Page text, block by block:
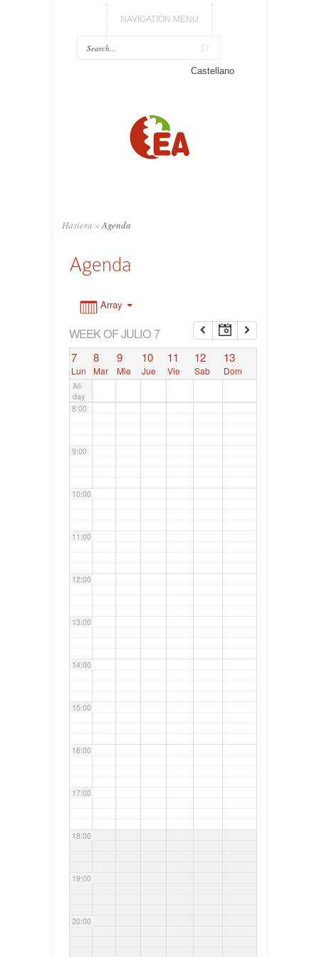
NAVIGATION MENU
Castellano
Hasiera » Agenda
Agenda
Array
WEEK OF JULIO 7
7
Lun
8
Mar
9
Mie
10
Jue
11
Vie
12
Sab
13
Dom
All-
day
7:00
8:00
9:00
10:00
11:00
12:00
13:00
14:00
15:00
16:00
17:00
18:00
19:00
20:00